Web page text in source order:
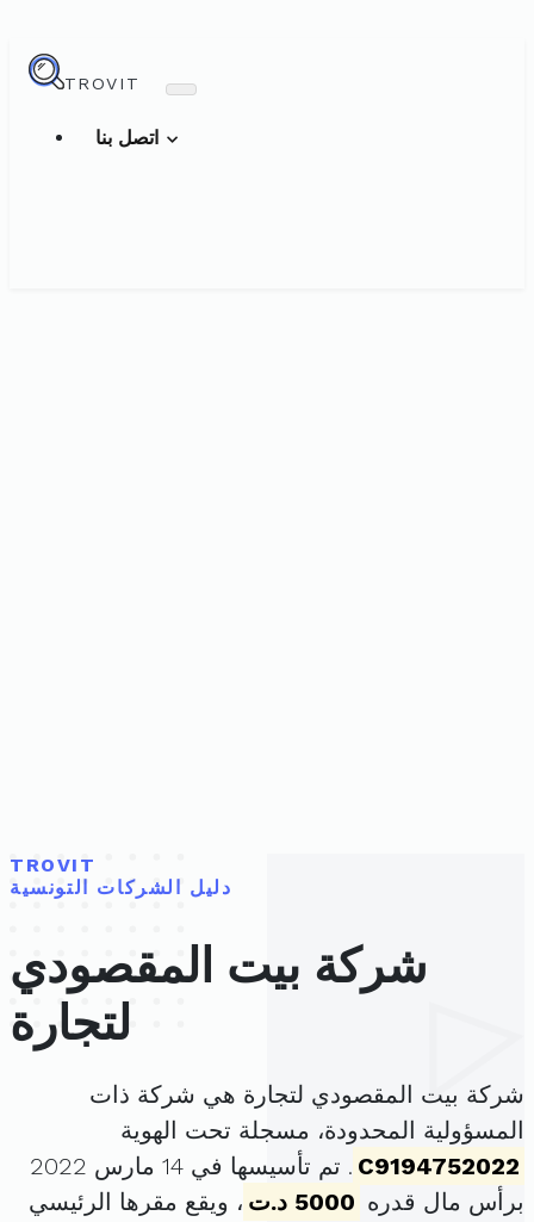
TROVIT
TROVIT
دليل الشركات التونسية
شركة بيت المقصودي
لتجارة
شركة بيت المقصودي لتجارة هي شركة ذات
المسؤولية المحدودة، مسجلة تحت الهوية
C9194752022
. تم تأسيسها في 14 مارس 2022
برأس مال قدره 5000 د.ت
، ويقع مقرها الرئيسي